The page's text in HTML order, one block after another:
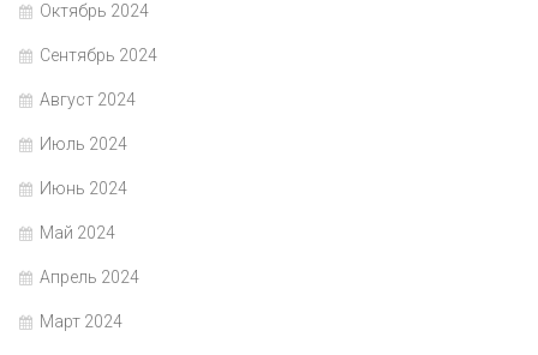
Октябрь 2024
Сентябрь 2024
Август 2024
Июль 2024
Июнь 2024
Май 2024
Апрель 2024
Март 2024